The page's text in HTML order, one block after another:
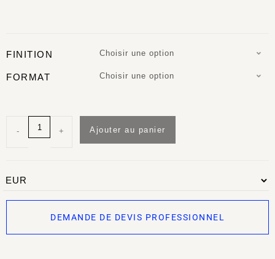
FINITION Choisir une option
FORMAT Choisir une option
- + Ajouter au panier
DEMANDE DE DEVIS PROFESSIONNEL